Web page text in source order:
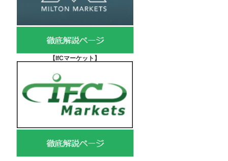
【IfCマーケット 】